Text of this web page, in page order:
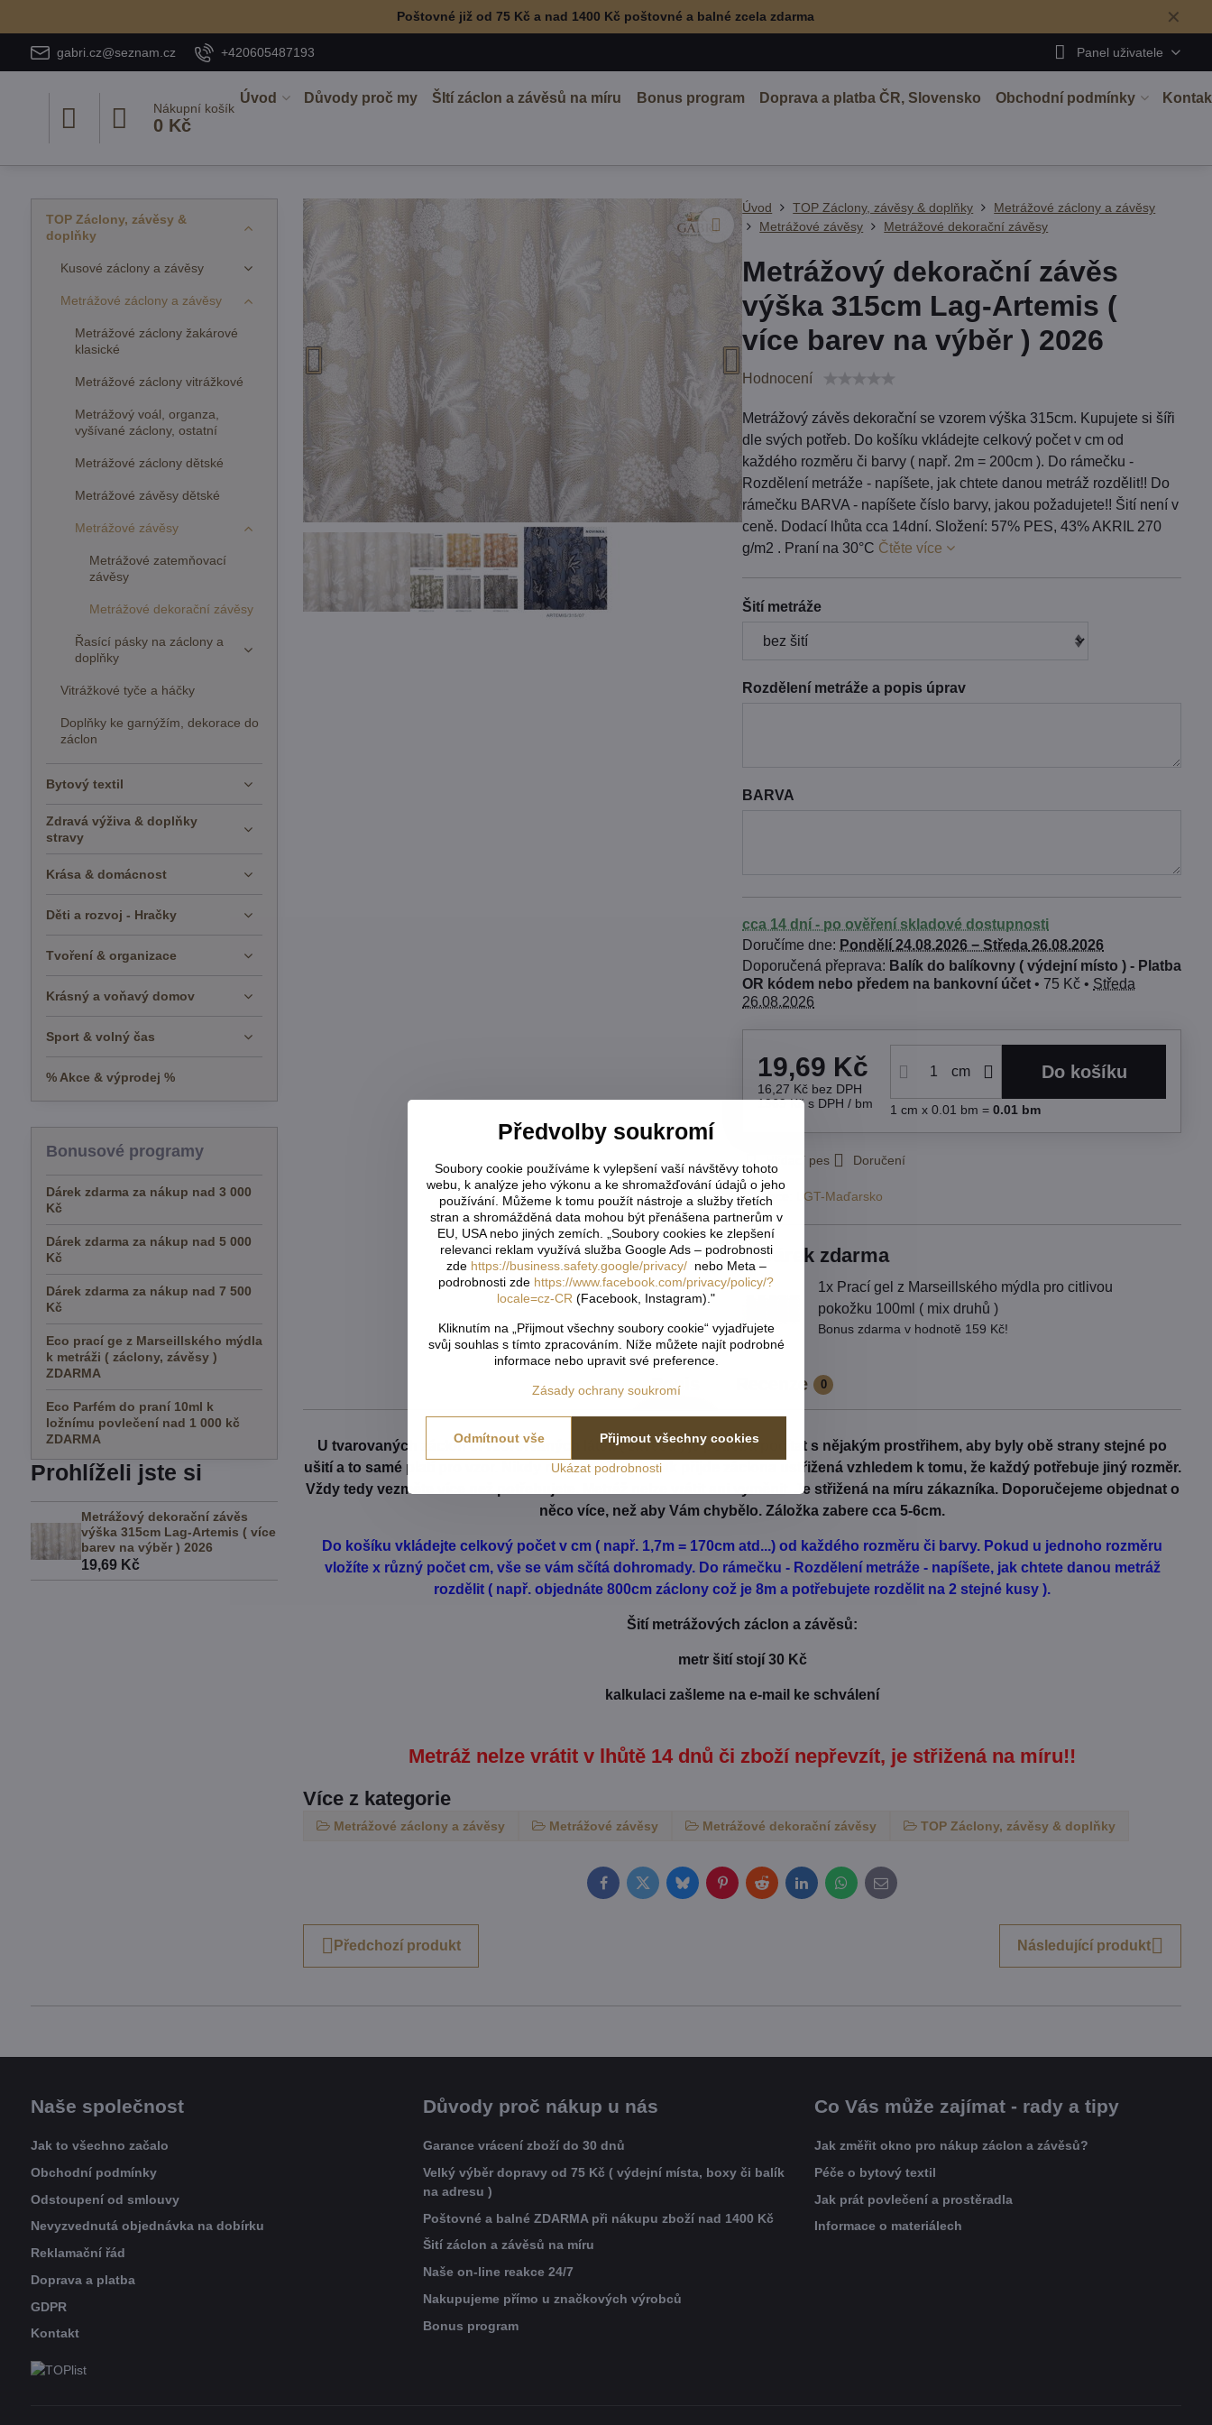
✕
Poštovné již od 75 Kč a nad 1400 Kč poštovné a balné zcela zdarma
gabri.cz@seznam.cz +420605487193 Panel uživatele
Nákupní košík
0 Kč
Úvod Důvody proč my ŠItí záclon a závěsů na míru Bonus program Doprava a platba ČR, Slovensko Obchodní podmínky
Úvod TOP Záclony, závěsy & doplňky
Metrážové záclony a závěsy
Metrážové závěsy
Metrážové dekorační závěsy
Metrážový dekorační závěs
výška 315cm Lag-Artemis (
více barev na výběr ) 2026
Hodnocení
Metrážový závěs dekorační se vzorem výška 315cm. Kupujete si šíři
dle svých potřeb. Do košíku vkládejte celkový počet v cm od
každého rozměru či barvy ( např. 2m = 200cm ). Do rámečku -
Rozdělení metráže - napíšete, jak chtete danou metráž rozdělit!! Do
rámečku BARVA - napíšete číslo barvy, jakou požadujete!! Šití není v
ceně. Dodací lhůta cca 14dní. Složení: 57% PES, 43% AKRIL 270
g/m2 . Praní na 30°C Čtěte více
Šití metráže
Rozdělení metráže a popis úprav
BARVA
cca 14 dní - po ověření skladové dostupnosti
Doručíme dne: Pondělí 24.08.2026 −Středa 26.08.2026
Balík do balíkovny ( výdejní místo ) - Platba
OR kódem nebo předem na bankovní účet• 75 Kč • Středa
26.08.2026
19,69 Kč
16,27 Kč bez DPH
1969 Kč s DPH / bm
cm Do košíku
1 cm x 0.01 bm = 0.01 bm
Hlídací pes Doručení
Výrobce: LGT-Maďarsko
Dárek zdarma
1x Prací gel z Marseillského mýdla pro citlivou
pokožku 100ml ( mix druhů )
Bonus zdarma v hodnotě 159 Kč!
Popis Recenze 0
U tvarovaných záclon čí vzororvaných látek ( závěsů ) je potřeba počítat s nějakým prostřihem, aby byly obě strany stejné po
ušití a to samé platí pro vzor. Nikdy nevíme předem, jak přijde záclona ustřižená vzhledem k tomu, že každý potřebuje jiný rozměr.
Vždy tedy vezměte více než potřebujete. Metráž nelze vrátit ani vyměnit. Je střižená na míru zákazníka. Doporučejeme objednat o
něco více, než aby Vám chybělo. Záložka zabere cca 5-6cm.
Do košíku vkládejte celkový počet v cm ( např. 1,7m = 170cm atd...) od každého rozměru či barvy. Pokud u jednoho rozměru
vložíte x různý počet cm, vše se vám sčítá dohromady. Do rámečku - Rozdělení metráže - napíšete, jak chtete danou metráž
rozdělit ( např. objednáte 800cm záclony což je 8m a potřebujete rozdělit na 2 stejné kusy ).
Šití metrážových záclon a závěsů:
metr šití stojí 30 Kč
kalkulaci zašleme na e-mail ke schválení
Metráž nelze vrátit v lhůtě 14 dnů či zboží nepřevzít, je střižená na míru!!
Více z kategorie
Metrážové záclony a závěsy Metrážové závěsy Metrážové dekorační závěsy TOP Záclony, závěsy & doplňky
FacebookTwitterBlueskyPinterestRedditLinkedInWhatsApp
E-
mail
Předchozí produkt Následující produkt
TOP Záclony, závěsy &
doplňky
Kusové záclony a závěsy
Metrážové záclony a závěsy
Metrážové záclony žakárové
klasické
Metrážové záclony vitrážkové
Metrážový voál, organza,
vyšívané záclony, ostatní
Metrážové záclony dětské
Metrážové závěsy dětské
Metrážové závěsy
Metrážové zatemňovací
závěsy
Metrážové dekorační závěsy
Řasící pásky na záclony a
doplňky
Vitrážkové tyče a háčky
Doplňky ke garnýžím, dekorace do
záclon
Bytový textil
Zdravá výživa & doplňky
stravy
Krása & domácnost
Děti a rozvoj - Hračky
Tvoření & organizace
Krásný a voňavý domov
Sport & volný čas
% Akce & výprodej %
Bonusové programy
Dárek zdarma za nákup nad 3 000
Kč
Dárek zdarma za nákup nad 5 000
Kč
Dárek zdarma za nákup nad 7 500
Kč
Eco prací ge z Marseillského mýdla
k metráži ( záclony, závěsy )
ZDARMA
Eco Parfém do praní 10ml k
ložnímu povlečení nad 1 000 kč
ZDARMA
Prohlíželi jste si
Metrážový dekorační závěs
výška 315cm Lag-Artemis ( více
barev na výběr ) 2026
19,69 Kč
Naše společnost
Jak to všechno začalo
Obchodní podmínky
Odstoupení od smlouvy
Nevyzvednutá objednávka na dobírku
Reklamační řád
Doprava a platba
GDPR
Kontakt
Důvody proč nákup u nás
Garance vrácení zboží do 30 dnů
Velký výběr dopravy od 75 Kč ( výdejní místa, boxy či balík
na adresu )
Poštovné a balné ZDARMA při nákupu zboží nad 1400 Kč
Šití záclon a závěsů na míru
Naše on-line reakce 24/7
Nakupujeme přímo u značkových výrobců
Bonus program
Co Vás může zajímat - rady a tipy
Jak změřit okno pro nákup záclon a závěsů?
Péče o bytový textil
Jak prát povlečení a prostěradla
Informace o materiálech
Předvolby soukromí
Soubory cookie používáme k vylepšení vaší návštěvy tohoto
webu, k analýze jeho výkonu a ke shromažďování údajů o jeho
používání. Můžeme k tomu použít nástroje a služby třetích
stran a shromážděná data mohou být přenášena partnerům v
EU, USA nebo jiných zemích. „Soubory cookies ke zlepšení
relevanci reklam využívá služba Google Ads – podrobnosti
zde https://business.safety.google/privacy/nebo Meta –
podrobnosti zde https://www.facebook.com/privacy/policy/?
locale=cz-CR (Facebook, Instagram)."
Kliknutím na „Přijmout všechny soubory cookie“ vyjadřujete
svůj souhlas s tímto zpracováním. Níže můžete najít podrobné
informace nebo upravit své preference.
Zásady ochrany soukromí
Ukázat podrobnosti
Přijmout všechny cookies
Odmítnout vše